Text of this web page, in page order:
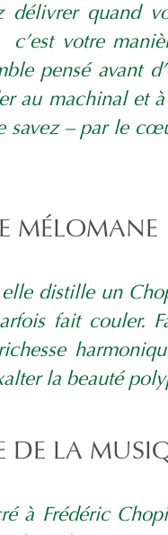
délivrer quand
votre
pensé avant
au machinal et
savez – par le
MÉLOMANE
distille un
fait couler.
la beauté
DE LA
à Frédéric